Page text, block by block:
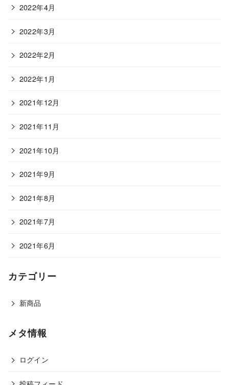
2022年4月
2022年3月
2022年2月
2022年1月
2021年12月
2021年11月
2021年10月
2021年9月
2021年8月
2021年7月
2021年6月
カテゴリー
新商品
メタ情報
ログイン